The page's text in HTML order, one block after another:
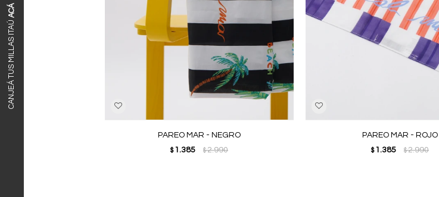
CANJEÁ TUS MILLAS ITAÚ
ACÁ
PAREO MAR - NEGRO
$ 1.385 $2.990
PAREO MAR - ROJO
$ 1.385 $2.990